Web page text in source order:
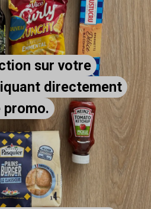
sur votre
directement
promo.
sur votre
directement
promo.